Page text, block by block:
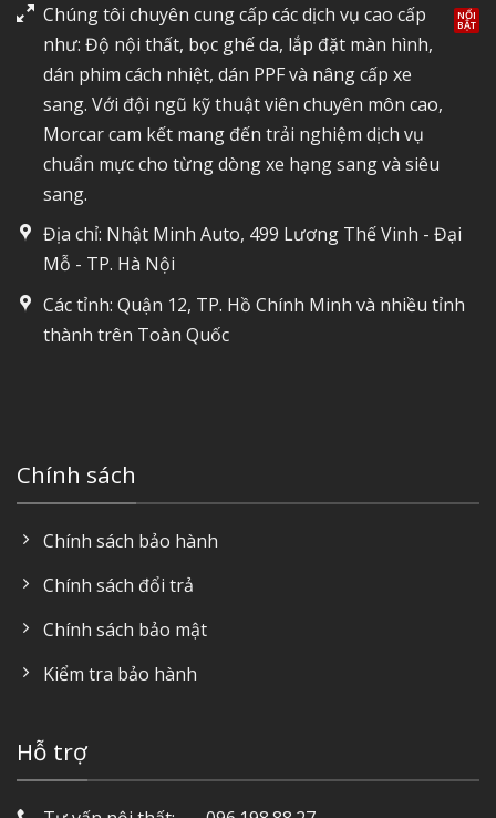
Chúng tôi chuyên cung cấp các dịch vụ cao cấp
như: Độ nội thất, bọc ghế da, lắp đặt màn hình,
dán phim cách nhiệt, dán PPF và nâng cấp xe
sang. Với đội ngũ kỹ thuật viên chuyên môn cao,
Morcar cam kết mang đến trải nghiệm dịch vụ
chuẩn mực cho từng dòng xe hạng sang và siêu
sang.
Địa chỉ: Nhật Minh Auto, 499 Lương Thế Vinh - Đại
Mỗ - TP. Hà Nội
Các tỉnh: Quận 12, TP. Hồ Chính Minh và nhiều tỉnh
thành trên Toàn Quốc
Chính sách
Chính sách bảo hành
Chính sách đổi trả
Chính sách bảo mật
Kiểm tra bảo hành
Hỗ trợ